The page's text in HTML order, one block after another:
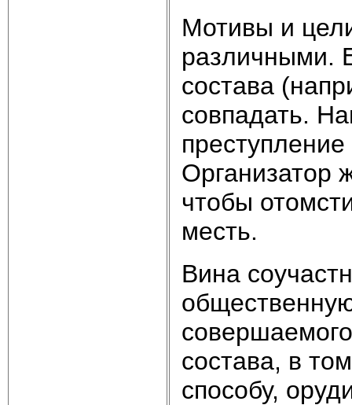
Мотивы и
различными.
состава
совпадать.
Организатор
чтобы
месть.
Вина
состава, в
способу,